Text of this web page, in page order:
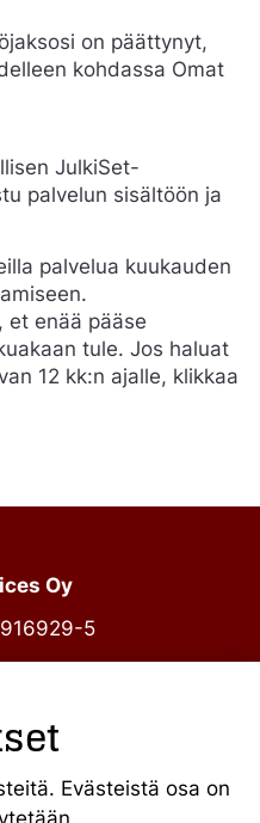
on päättynyt,
kohdassa Omat
JulkiSet-
palvelun sisältöön ja
palvelua kuukauden
et enää pääse
tule. Jos haluat
12 kk:n ajalle, klikkaa
Oy
5
19 700
Evästeistä osa on